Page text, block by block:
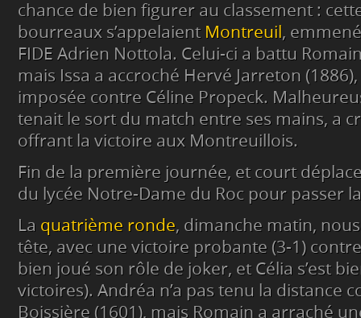
chance de bien figurer au classement :
bourreaux s’appelaient Montreuil ,
FIDE Adrien Nottola. Celui-ci a battu
mais Issa a accroché Hervé Jarreton (1886),
imposée contre Céline Propeck.
tenait le sort du match entre ses mains, a
offrant la victoire aux Montreuillois.
Fin de la première journée, et court
du lycée Notre-Dame du Roc pour passer
La quatrième ronde, dimanche matin,
tête, avec une victoire probante (3-1)
bien joué son rôle de joker, et Célia s’est
victoires). Andréa n’a pas tenu la distance
Boissière (1601), mais Romain a arraché